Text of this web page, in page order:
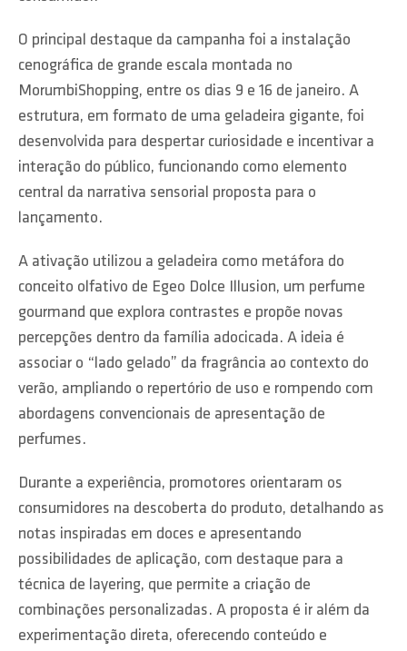
O principal destaque da campanha foi a instalação
cenográfica de grande escala montada no
MorumbiShopping, entre os dias 9 e 16 de janeiro. A
estrutura, em formato de uma geladeira gigante, foi
desenvolvida para despertar curiosidade e incentivar a
interação do público, funcionando como elemento
central da narrativa sensorial proposta para o
lançamento.
A ativação utilizou a geladeira como metáfora do
conceito olfativo de Egeo Dolce Illusion, um perfume
gourmand que explora contrastes e propõe novas
percepções dentro da família adocicada. A ideia é
associar o “lado gelado” da fragrância ao contexto do
verão, ampliando o repertório de uso e rompendo com
abordagens convencionais de apresentação de
perfumes.
Durante a experiência, promotores orientaram os
consumidores na descoberta do produto, detalhando as
notas inspiradas em doces e apresentando
possibilidades de aplicação, com destaque para a
técnica de layering, que permite a criação de
combinações personalizadas. A proposta é ir além da
experimentação direta, oferecendo conteúdo e